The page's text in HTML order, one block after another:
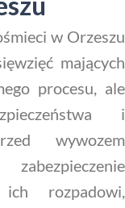
w Orzeszu
mających
procesu, ale
i
wywozem
rozpadowi,